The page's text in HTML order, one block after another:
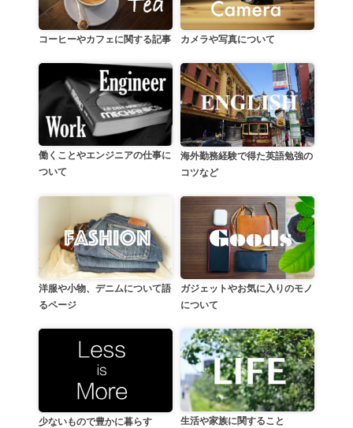
コーヒーやカフェに関する記事 カメラや写真について
働くことやエンジニアの仕事に
ついて
海外勤務経験で得た英語勉強の
コツなど
洋服や小物、デニムについて語
るページ
ガジェットやお気に入りのモノ
について
少ないもので豊かに暮らす 生活や家族に関すること